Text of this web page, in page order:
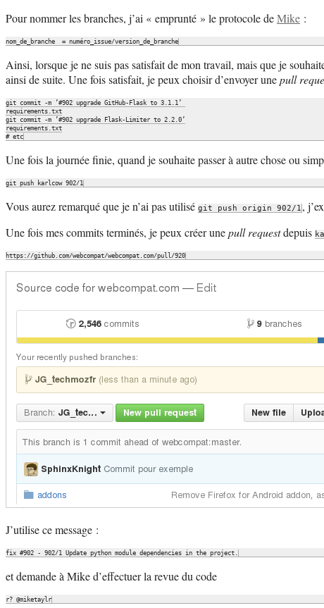
Pour nommer les branches, j’ai « emprunté » le protocole deMike :
Ainsi, lorsque je ne suis pas satisfait de mon travail, mais que je
ainsi de suite. Une fois satisfait, je peux choisir d’envoyer unepull
git commit -m ’#902 upgrade GitHub-Flask to 3.1.1’
requirements.txt
git commit -m ’#902 upgrade Flask-Limiter to 2.2.0’
requirements.txt
Une fois la journée finie, quand je souhaite passer à autre chose ou
Vous aurez remarqué que je n’ai pas utilisé git push origin 902/1 ,
Une fois mes commits terminés, je peux créer unepull requestdepuis
J’utilise ce message :
et demande à Mike d’effectuer la revue du code